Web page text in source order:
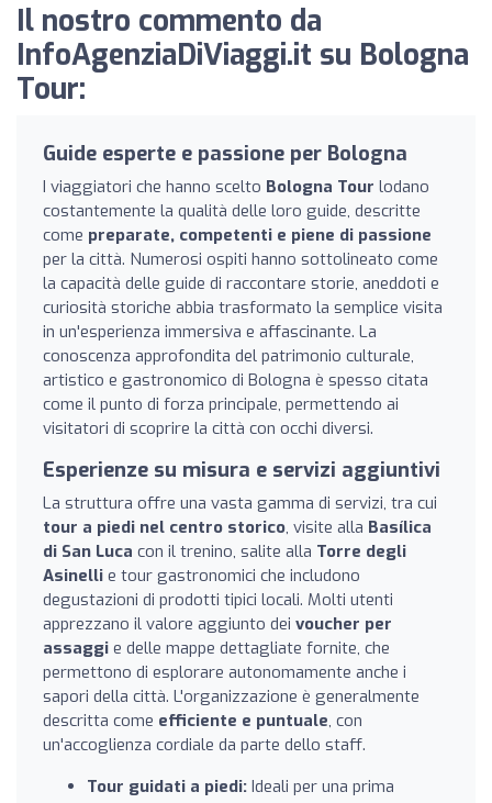
Il nostro commento da
InfoAgenziaDiViaggi.it su Bologna
Tour:
Guide esperte e passione per Bologna
I viaggiatori che hanno scelto Bologna Tour lodano
costantemente la qualità delle loro guide, descritte
come preparate, competenti e piene di passione
per la città. Numerosi ospiti hanno sottolineato come
la capacità delle guide di raccontare storie, aneddoti e
curiosità storiche abbia trasformato la semplice visita
in un'esperienza immersiva e affascinante. La
conoscenza approfondita del patrimonio culturale,
artistico e gastronomico di Bologna è spesso citata
come il punto di forza principale, permettendo ai
visitatori di scoprire la città con occhi diversi.
Esperienze su misura e servizi aggiuntivi
La struttura offre una vasta gamma di servizi, tra cui
tour a piedi nel centro storico, visite alla Basílica
di San Luca con il trenino, salite alla Torre degli
Asinelli e tour gastronomici che includono
degustazioni di prodotti tipici locali. Molti utenti
apprezzano il valore aggiunto dei voucher per
assaggi e delle mappe dettagliate fornite, che
permettono di esplorare autonomamente anche i
sapori della città. L'organizzazione è generalmente
descritta come efficiente e puntuale, con
un'accoglienza cordiale da parte dello staff.
Tour guidati a piedi: Ideali per una prima